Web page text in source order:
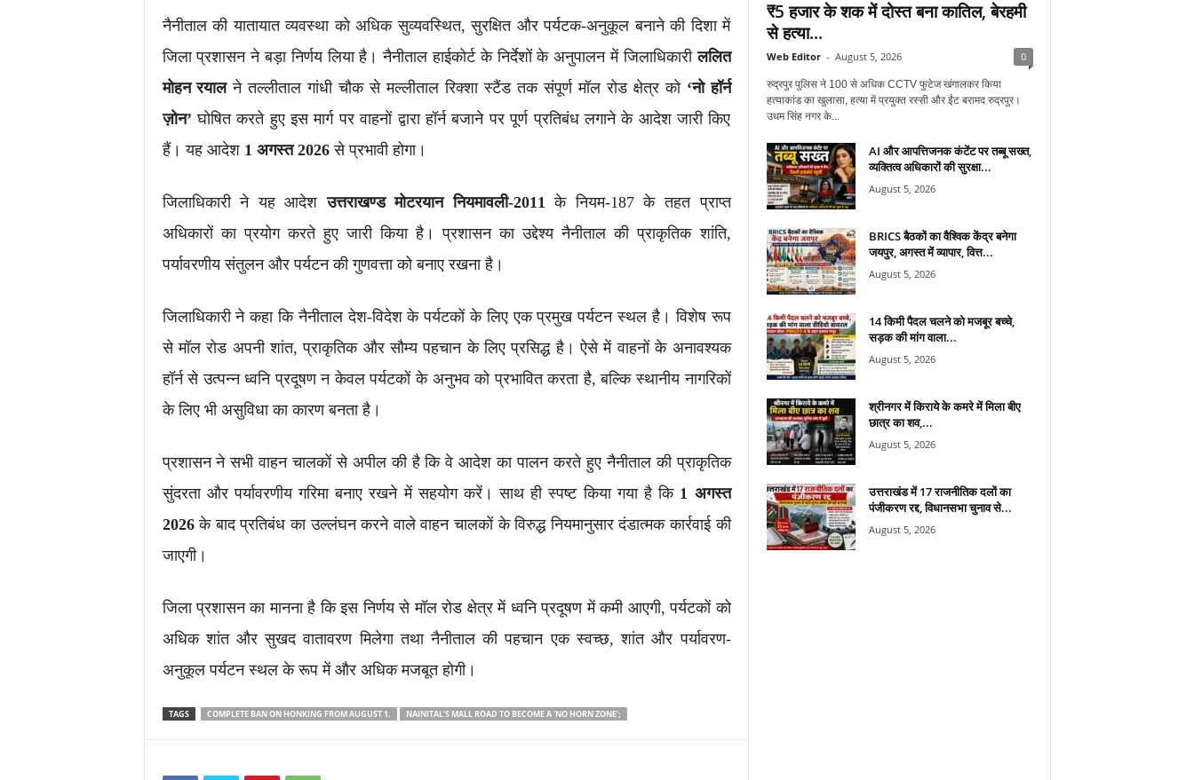
नैनीताल की यातायात व्यवस्था को अधिक सुव्यवस्थित, सुरक्षित और पर्यटक-अनुकूल बनाने की दिशा में
जिला प्रशासन ने बड़ा निर्णय लिया है। नैनीताल हाईकोर्ट के निर्देशों के अनुपालन में जिलाधिकारीललित
मोहन रयालने तल्लीताल गांधी चौक से मल्लीताल रिक्शा स्टैंड तक संपूर्ण मॉल रोड क्षेत्र को ‘नो हॉर्न
ज़ोन’ घोषित करते हुए इस मार्ग पर वाहनों द्वारा हॉर्न बजाने पर पूर्ण प्रतिबंध लगाने के आदेश जारी किए
हैं। यह आदेश 1 अगस्त 2026से प्रभावी होगा।
जिलाधिकारी ने यह आदेशउत्तराखण्ड मोटरयान नियमावली-2011 के नियम-187 के तहत प्राप्त
अधिकारों का प्रयोग करते हुए जारी किया है। प्रशासन का उद्देश्य नैनीताल की प्राकृतिक शांति,
पर्यावरणीय संतुलन और पर्यटन की गुणवत्ता को बनाए रखना है।
जिलाधिकारी ने कहा कि नैनीताल देश-विदेश के पर्यटकों के लिए एक प्रमुख पर्यटन स्थल है। विशेष रूप
से मॉल रोड अपनी शांत, प्राकृतिक और सौम्य पहचान के लिए प्रसिद्ध है। ऐसे में वाहनों के अनावश्यक
हॉर्न से उत्पन्न ध्वनि प्रदूषण न केवल पर्यटकों के अनुभव को प्रभावित करता है, बल्कि स्थानीय नागरिकों
के लिए भी असुविधा का कारण बनता है।
प्रशासन ने सभी वाहन चालकों से अपील की है कि वे आदेश का पालन करते हुए नैनीताल की प्राकृतिक
सुंदरता और पर्यावरणीय गरिमा बनाए रखने में सहयोग करें। साथ ही स्पष्ट किया गया है कि 1 अगस्त
2026के बाद प्रतिबंध का उल्लंघन करने वाले वाहन चालकों के विरुद्ध नियमानुसार दंडात्मक कार्रवाई की
जाएगी।
जिला प्रशासन का मानना है कि इस निर्णय से मॉल रोड क्षेत्र में ध्वनि प्रदूषण में कमी आएगी, पर्यटकों को
अधिक शांत और सुखद वातावरण मिलेगा तथा नैनीताल की पहचान एक स्वच्छ, शांत और पर्यावरण-
अनुकूल पर्यटन स्थल के रूप में और अधिक मजबूत होगी।
TAGS COMPLETE BAN ON HONKING FROM AUGUST 1. NAINITAL’S MALL ROAD TO BECOME A ‘NO HORN ZONE’;
₹5 हजार के शक में दोस्त बना कातिल, बेरहमी
से हत्या...
Web Editor - August 5, 2026 0
रुद्रपुर पुलिस ने 100 से अधिक CCTV फुटेज खंगालकर किया
हत्याकांड का खुलासा, हत्या में प्रयुक्त रस्सी और ईंट बरामद रुद्रपुर।
उधम सिंह नगर के...
AI और आपत्तिजनक कंटेंट पर तब्बू सख्त,
व्यक्तित्व अधिकारों की सुरक्षा...
August 5, 2026
BRICS बैठकों का वैश्विक केंद्र बनेगा
जयपुर, अगस्त में व्यापार, वित्त...
August 5, 2026
14 किमी पैदल चलने को मजबूर बच्चे,
सड़क की मांग वाला...
August 5, 2026
श्रीनगर में किराये के कमरे में मिला बीए
छात्र का शव,...
August 5, 2026
उत्तराखंड में 17 राजनीतिक दलों का
पंजीकरण रद्द, विधानसभा चुनाव से...
August 5, 2026